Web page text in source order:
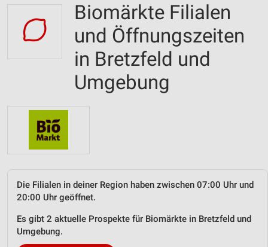
Biomärkte Filialen
und Öffnungszeiten
in Bretzfeld und
Umgebung
Die Filialen in deiner Region haben zwischen 07:00 Uhr und
20:00 Uhr geöffnet.
Es gibt 2 aktuelle Prospekte für Biomärkte in Bretzfeld und
Umgebung.